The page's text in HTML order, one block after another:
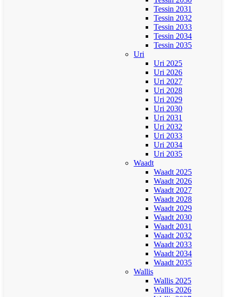
Tessin 2031
Tessin 2032
Tessin 2033
Tessin 2034
Tessin 2035
Uri
Uri 2025
Uri 2026
Uri 2027
Uri 2028
Uri 2029
Uri 2030
Uri 2031
Uri 2032
Uri 2033
Uri 2034
Uri 2035
Waadt
Waadt 2025
Waadt 2026
Waadt 2027
Waadt 2028
Waadt 2029
Waadt 2030
Waadt 2031
Waadt 2032
Waadt 2033
Waadt 2034
Waadt 2035
Wallis
Wallis 2025
Wallis 2026